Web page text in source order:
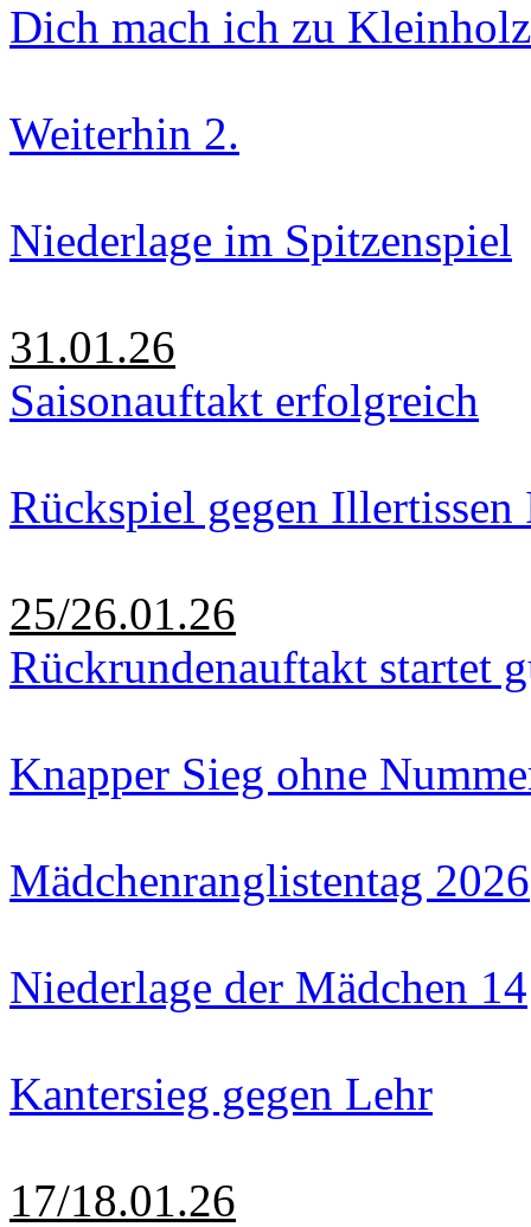
Dich mach ich zu Kleinholz
Weiterhin 2.
Niederlage im Spitzenspiel
31.01.26
Saisonauftakt erfolgreich
Rückspiel gegen
25/26.01.26
Rückrundenauftakt startet
Knapper Sieg ohne
Mädchenranglistentag 2026
Niederlage der Mädchen 14
Kantersieg gegen Lehr
17/18.01.26